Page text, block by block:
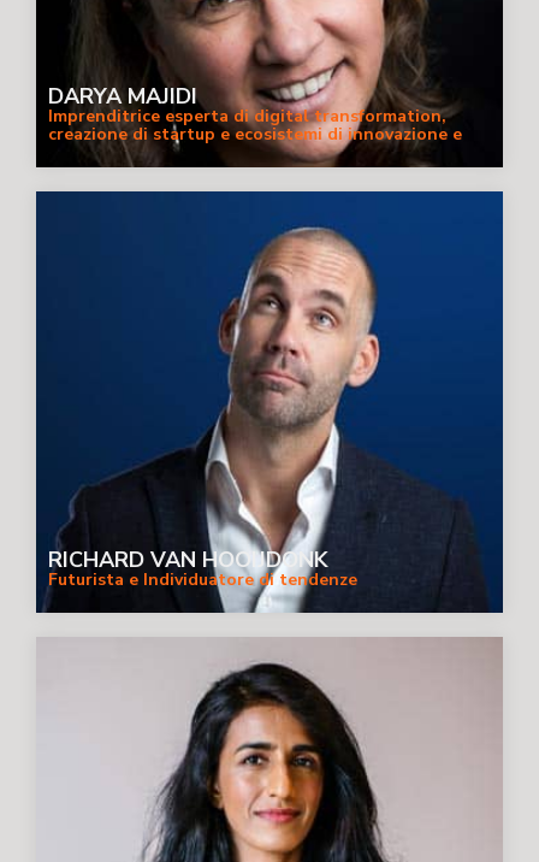
DARYA MAJIDI
Imprenditrice esperta di digital transformation,
creazione di startup e ecosistemi di innovazione e
intelligenza artificiale con focus su etica e diversity
RICHARD VAN HOOIJDONK
Futurista e Individuatore di tendenze